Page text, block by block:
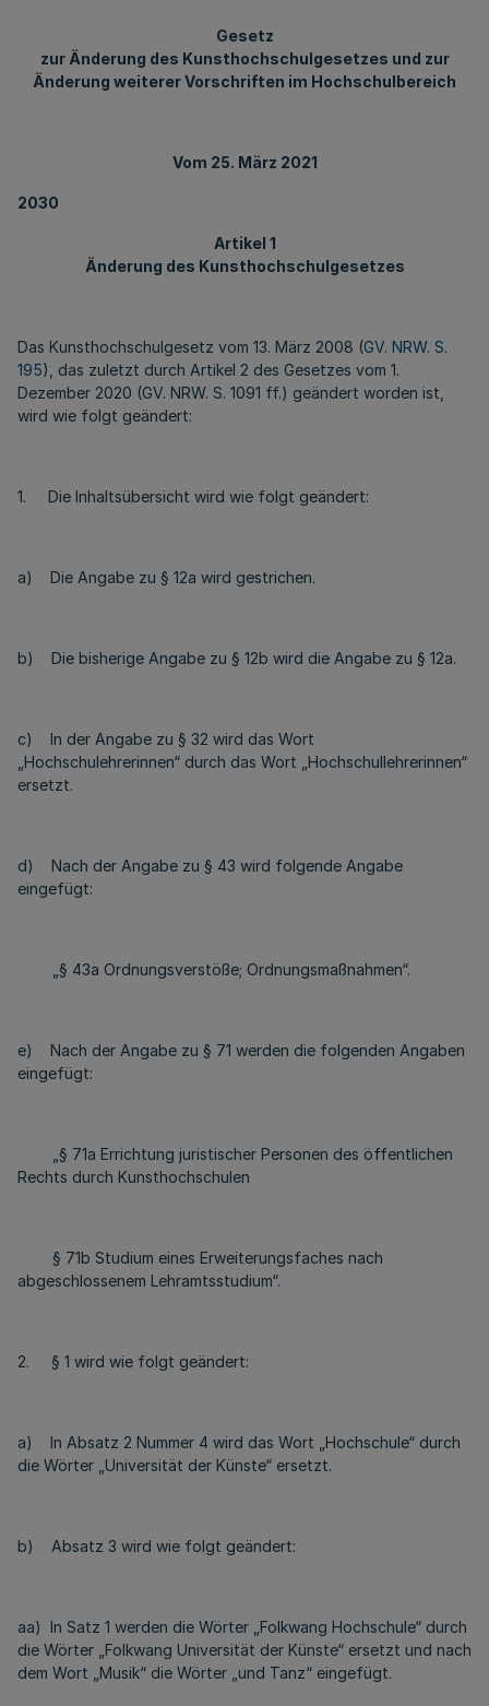
Gesetz
zur Änderung des Kunsthochschulgesetzes und zur
Änderung weiterer Vorschriften im Hochschulbereich
Vom 25. März 2021
2030
Artikel 1
Änderung des Kunsthochschulgesetzes
Das Kunsthochschulgesetz vom 13. März 2008 (GV. NRW. S.
195), das zuletzt durch Artikel 2 des Gesetzes vom 1.
Dezember 2020 (GV. NRW. S. 1091 ff.) geändert worden ist,
wird wie folgt geändert:
1. Die Inhaltsübersicht wird wie folgt geändert:
a) Die Angabe zu § 12a wird gestrichen.
b) Die bisherige Angabe zu § 12b wird die Angabe zu § 12a.
c) In der Angabe zu § 32 wird das Wort
„Hochschulehrerinnen“ durch das Wort „Hochschullehrerinnen“
ersetzt.
d) Nach der Angabe zu § 43 wird folgende Angabe
eingefügt:
„§ 43a Ordnungsverstöße; Ordnungsmaßnahmen“.
e) Nach der Angabe zu § 71 werden die folgenden Angaben
eingefügt:
„§ 71a Errichtung juristischer Personen des öffentlichen
Rechts durch Kunsthochschulen
§ 71b Studium eines Erweiterungsfaches nach
abgeschlossenem Lehramtsstudium“.
2. § 1 wird wie folgt geändert:
a) In Absatz 2 Nummer 4 wird das Wort „Hochschule“ durch
die Wörter „Universität der Künste“ ersetzt.
b) Absatz 3 wird wie folgt geändert:
aa) In Satz 1 werden die Wörter „Folkwang Hochschule“ durch
die Wörter „Folkwang Universität der Künste“ ersetzt und nach
dem Wort „Musik“ die Wörter „und Tanz“ eingefügt.